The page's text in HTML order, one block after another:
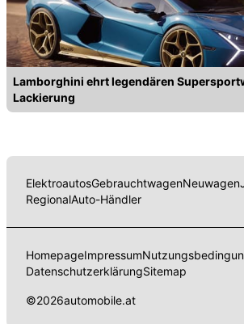
Lamborghini ehrt legendären
Lackierung
ElektroautosGebrauchtwagenNeuwagen
RegionalAuto-Händler
HomepageImpressum
DatenschutzerklärungSitemap
©2026automobile.at